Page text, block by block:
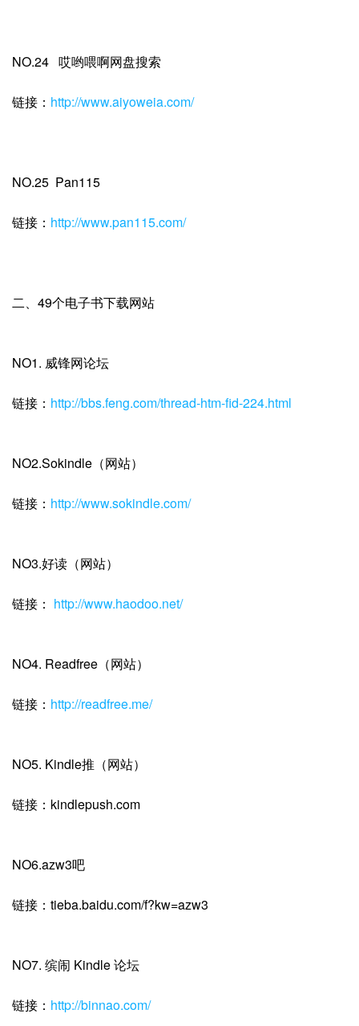
NO.24 哎哟喂啊网盘搜索
链接： http://www.aiyoweia.com/
NO.25 Pan115
链接： http://www.pan115.com/
二、49个电子书下载网站
NO1. 威锋网论坛
链接： http://bbs.feng.com/thread-htm-fid-224.html
NO2.Sokindle（网站）
链接： http://www.sokindle.com/
NO3.好读（网站）
链接： http://www.haodoo.net/
NO4. Readfree（网站）
链接： http://readfree.me/
NO5. Kindle推（网站）
链接：kindlepush.com
NO6.azw3吧
链接：tieba.baidu.com/f?kw=azw3
NO7. 缤闹 Kindle 论坛
链接： http://binnao.com/